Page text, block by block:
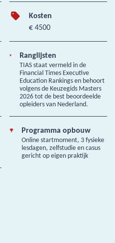
Kosten
€ 4500
Ranglijsten
TIAS staat vermeld in de
Financial Times Executive
Education Rankings en behoort
volgens de Keuzegids Masters
2026 tot de best beoordeelde
opleiders van Nederland.
Programma opbouw
Online startmoment, 3 fysieke
lesdagen, zelfstudie en casus
gericht op eigen praktijk